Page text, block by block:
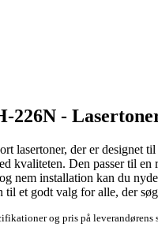
226N -
lasertoner, der er designet
kvaliteten. Den passer til
nem installation kan du
et godt valg for alle, der
og pris på leverandørens